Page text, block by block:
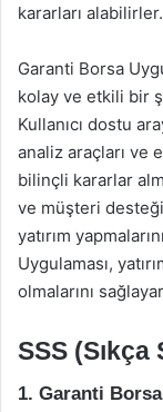
kararları alabilirler.
Garanti Borsa
kolay ve etkili bir
Kullanıcı dostu
analiz araçları ve
bilinçli kararlar
ve müşteri
yatırım
Uygulaması,
olmalarını
SSS
1. Garanti